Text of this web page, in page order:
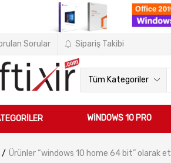
Sorular Sipariş Takibi
Tüm Kategoriler
WINDOWS 10 PRO
Ürünler “windows 10 home 64 bit” olarak